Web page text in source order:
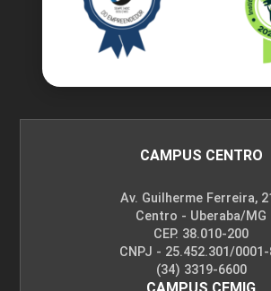
CAMPUS CENTRO
Av. Guilherme Ferreira,
Centro - Uberaba/MG
CEP. 38.010-200
CNPJ - 25.452.301/
(34) 3319-6600